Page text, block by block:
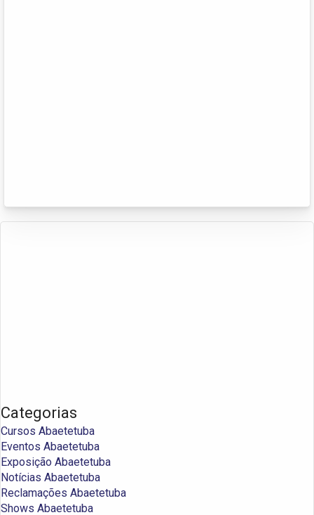
Categorias
Cursos Abaetetuba
Eventos Abaetetuba
Exposição Abaetetuba
Notícias Abaetetuba
Reclamações Abaetetuba
Shows Abaetetuba